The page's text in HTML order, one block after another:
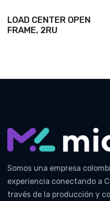
LOAD CENTER OPEN
FRAME, 2RU
Somos una empresa
experiencia conectando a
través de la producción y